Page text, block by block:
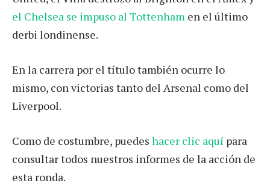
el Chelsea se impuso al Tottenham en el último
derbi londinense.
En la carrera por el título también ocurre lo
mismo, con victorias tanto del Arsenal como del
Liverpool.
Como de costumbre, puedes hacer clic aquí para
consultar todos nuestros informes de la acción de
esta ronda.